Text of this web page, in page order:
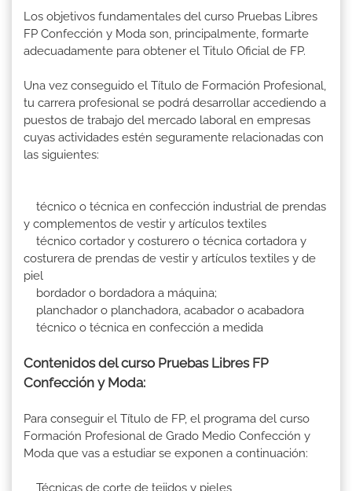
Los objetivos fundamentales del curso Pruebas Libres
FP Confección y Moda son, principalmente, formarte
adecuadamente para obtener el Titulo Oficial de FP.
Una vez conseguido el Título de Formación Profesional,
tu carrera profesional se podrá desarrollar accediendo a
puestos de trabajo del mercado laboral en empresas
cuyas actividades estén seguramente relacionadas con
las siguientes:
técnico o técnica en confección industrial de prendas
y complementos de vestir y artículos textiles
técnico cortador y costurero o técnica cortadora y
costurera de prendas de vestir y artículos textiles y de
piel
bordador o bordadora a máquina;
planchador o planchadora, acabador o acabadora
técnico o técnica en confección a medida
Contenidos del curso Pruebas Libres FP
Confección y Moda:
Para conseguir el Título de FP, el programa del curso
Formación Profesional de Grado Medio Confección y
Moda que vas a estudiar se exponen a continuación:
Técnicas de corte de tejidos y pieles